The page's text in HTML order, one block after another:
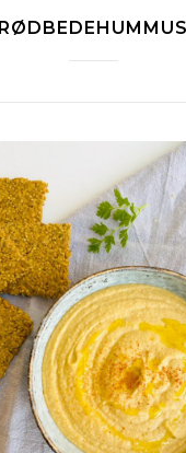
RØDBEDEHUMMUS